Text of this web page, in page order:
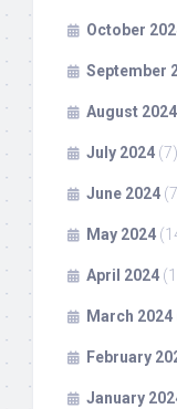
October
September
August 2024
July 2024 (7)
June 2024
May 2024
April 2024
March 2024
February
January